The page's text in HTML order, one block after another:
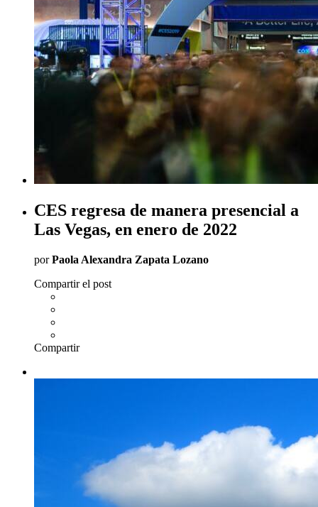
CES regresa de manera presencial a
Las Vegas, en enero de 2022
porPaola Alexandra Zapata Lozano
Compartir el post
Compartir